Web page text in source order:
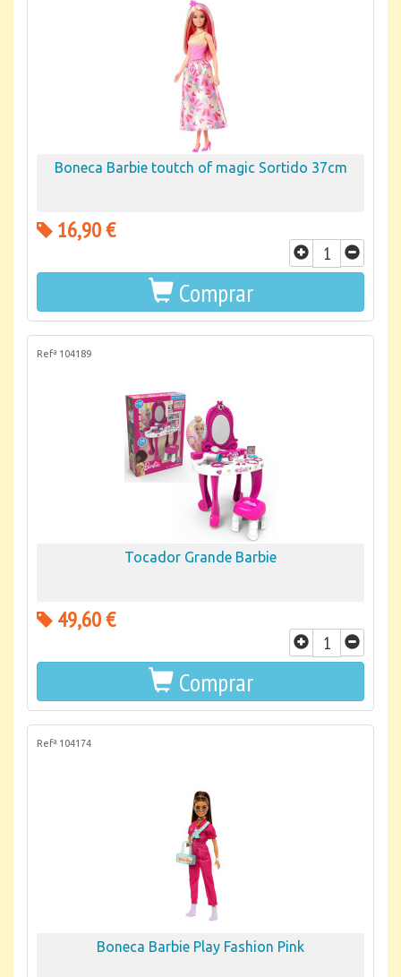
Boneca Barbie toutch of magic Sortido 37cm
16,90 €
Comprar
Refª 104189
Tocador Grande Barbie
49,60 €
Comprar
Refª 104174
Boneca Barbie Play Fashion Pink